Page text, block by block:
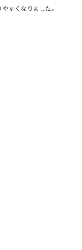
すくなりました。